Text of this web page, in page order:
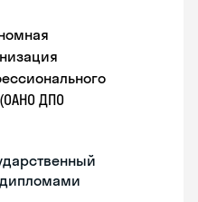
ДПО